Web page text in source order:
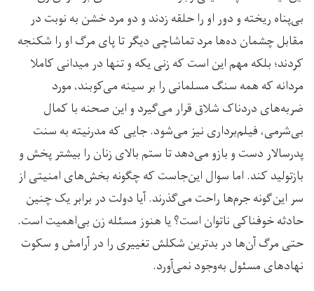
بی‌پناه ریخته و دور او را حلقه زدند و دو مرد خشن به نوبت در
مقابل چشمان ده‌ها مرد تماشاچی دیگر تا پای مرگ او را شکنجه
کردند؛ بلکه مهم این است که زنی یکه و تنها در میدانی کاملا
مردانه که همه سنگ مسلمانی را بر سینه می‌کوبند، مورد
ضربه‌های دردناک شلاق قرار می‌گیرد و این صحنه با کمال
بی‌شرمی، فیلم‌برداری نیز می‌شود. جایی که مدرنیته به سنت
پدرسالار دست و بازو می‌دهد تا ستم بالای زنان را بیشتر پخش و
بازتولید کند. اما سوال این‌جاست که چگونه بخش‌های امنیتی از
سر این‌گونه جرم‌ها راحت می‌گذرند. آیا دولت در برابر یک چنین
حادثه خوفناکی ناتوان است؟ یا هنوز مسئله زن بی‌اهمیت است.
حتی مرگ آن‌ها در بدترین شکلش تغییری را در آرامش و سکوت
نهادهای مسئول به‌وجود نمی‌آورد.